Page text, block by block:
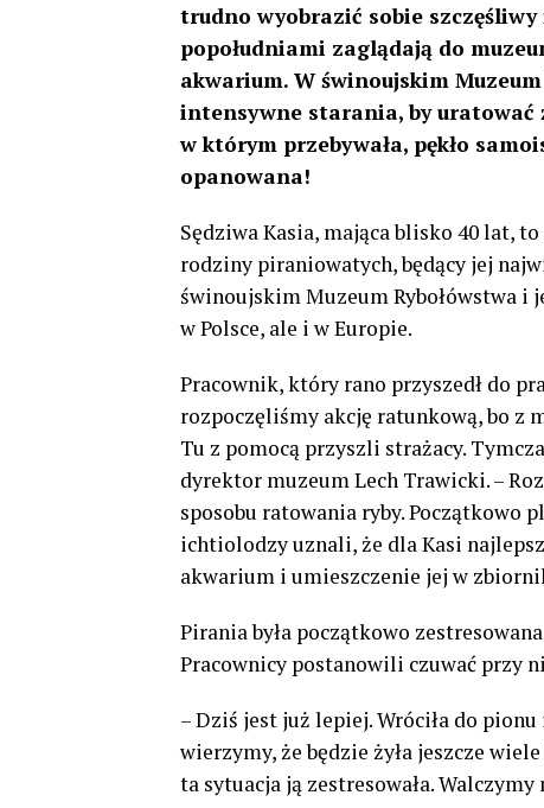
trudno wyobrazić sobie
popołudniami zaglądają do
akwarium. W świnoujskim
intensywne starania, by
w którym przebywała, pękło
opanowana!
Sędziwa Kasia, mająca blisko 40 lat,
rodziny piraniowatych, będący jej
świnoujskim Muzeum Rybołówstwa i
w Polsce, ale i w Europie.
Pracownik, który rano przyszedł do
rozpoczęliśmy akcję ratunkową, bo z
Tu z pomocą przyszli strażacy.
dyrektor muzeum Lech Trawicki. –
sposobu ratowania ryby. Początkowo
ichtiolodzy uznali, że dla Kasi
akwarium i umieszczenie jej w
Pirania była początkowo
Pracownicy postanowili czuwać przy
– Dziś jest już lepiej. Wróciła do
wierzymy, że będzie żyła jeszcze
ta sytuacja ją zestresowała.